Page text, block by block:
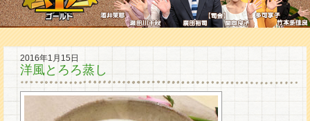
2016年1月15日
洋風とろろ蒸し